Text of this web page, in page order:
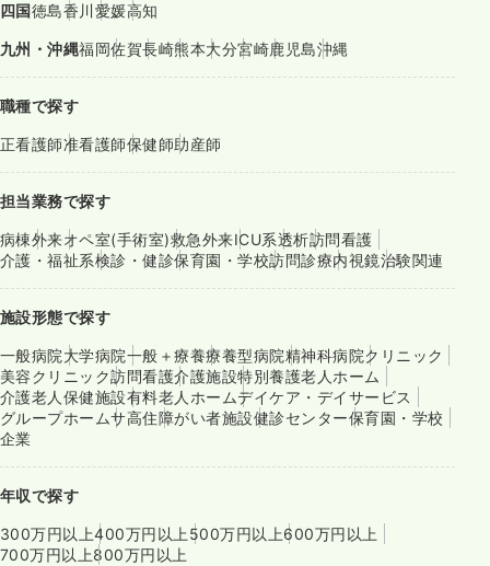
四国徳島香川愛媛高知
九州・沖縄福岡佐賀長崎熊本大分宮崎鹿児島沖縄
職種で探す
正看護師准看護師保健師助産師
担当業務で探す
病棟外来オペ室(手術室)救急外来ICU系透析訪問看護
介護・福祉系検診・健診保育園・学校訪問診療内視鏡治験関連
施設形態で探す
一般病院大学病院一般＋療養療養型病院精神科病院クリニック
美容クリニック訪問看護介護施設特別養護老人ホーム
介護老人保健施設有料老人ホームデイケア・デイサービス
グループホームサ高住障がい者施設健診センター保育園・学校
企業
年収で探す
300万円以上400万円以上 500万円以上600万円以上
700万円以上800万円以上